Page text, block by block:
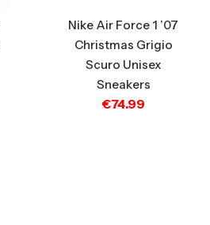
Nike Air Force 1 ’07
Christmas Grigio
Scuro Unisex
Sneakers
€74.99